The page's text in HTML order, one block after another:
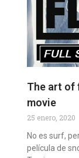
The art of
movie
25 enero, 2020
No es surf,
película de